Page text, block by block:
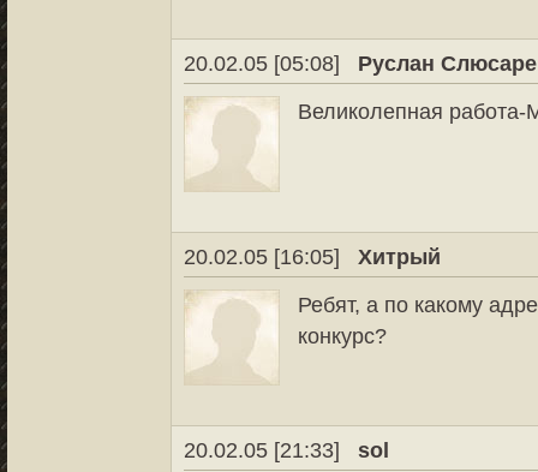
20.02.05 [05:08]
Руслан
Великолепная
20.02.05 [16:05]
Хитрый
Ребят, а по какому
конкурс?
20.02.05 [21:33]
sol